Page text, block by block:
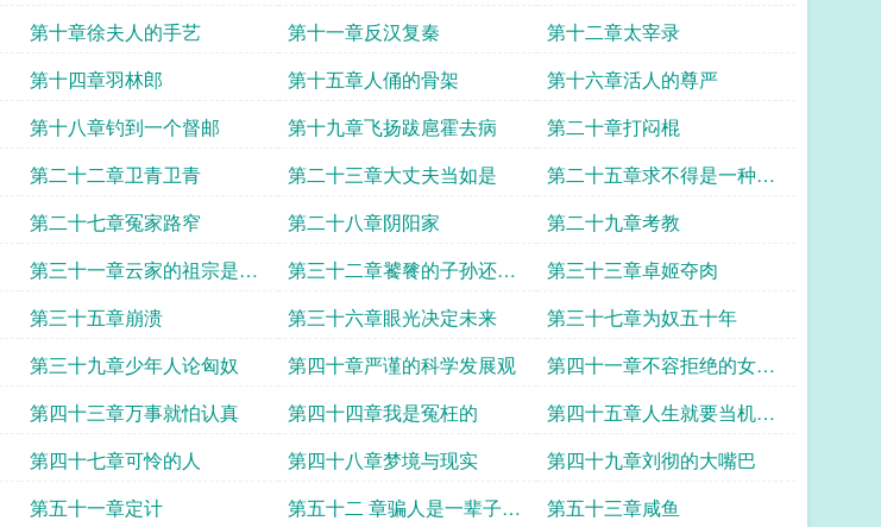
第十章徐夫人的手艺 第十一章反汉复秦
第十二章太宰录
第十四章羽林郎 第十五章人俑的骨架
第十六章活人的尊严
第十八章钓到一个督邮 第十九章飞扬跋扈霍去病
第二十章打闷棍
第二十二章卫青卫青 第二十三章大丈夫当如是
第二十五章求不得是一种痛
苦
第二十七章冤家路窄 第二十八章阴阳家
第二十九章考教
第三十一章云家的祖宗是贪
官
第三十二章饕餮的子孙还是
饕餮
第三十三章卓姬夺肉
第三十五章崩溃 第三十六章眼光决定未来
第三十七章为奴五十年
第三十九章少年人论匈奴 第四十章严谨的科学发展观
第四十一章不容拒绝的女魔
头
第四十三章万事就怕认真 第四十四章我是冤枉的
第四十五章人生就要当机立
断
第四十七章可怜的人 第四十八章梦境与现实
第四十九章刘彻的大嘴巴
第五十一章定计
第五十二 章骗人是一辈子的
第五十三章咸鱼